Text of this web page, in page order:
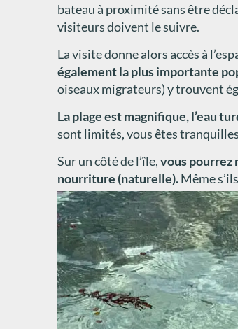
bateau à proximité sans être
visiteurs doivent le suivre.
La visite donne alors accès à
également la plus importante
oiseaux migrateurs) y trouvent
La plage est magnifique, l’eau
sont limités, vous êtes
Sur un côté de l’île,vous pourrez
nourriture (naturelle).Même